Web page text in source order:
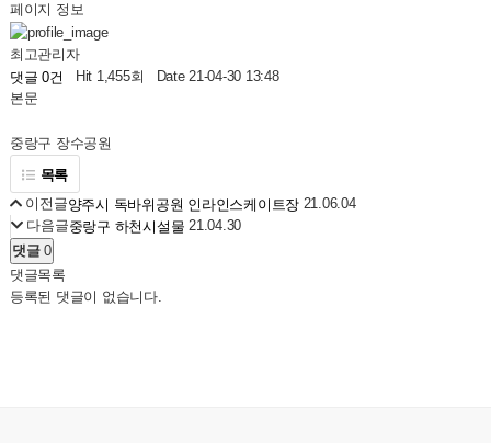
페이지 정보
최고관리자
댓글 0건
Hit 1,455회
Date 21-04-30 13:48
본문
중랑구 장수공원
목록
이전글양주시 독바위공원 인라인스케이트장 21.06.04
다음글중랑구 하천시설물 21.04.30
댓글0
댓글목록
등록된 댓글이 없습니다.